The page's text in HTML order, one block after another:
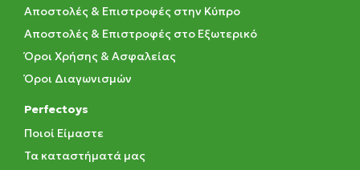
Αποστολές & Επιστροφές στην Κύπρο
Αποστολές & Επιστροφές στο Εξωτερικό
Όροι Χρήσης & Ασφαλείας
Όροι Διαγωνισμών
Perfectoys
Ποιοί Είμαστε
Τα καταστήματά μας